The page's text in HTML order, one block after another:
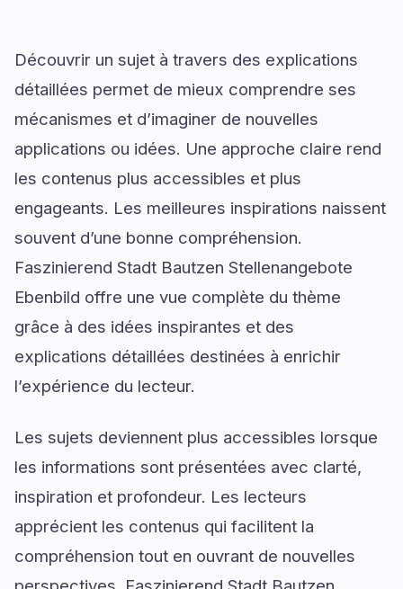
Découvrir un sujet à travers des explications
détaillées permet de mieux comprendre ses
mécanismes et d’imaginer de nouvelles
applications ou idées. Une approche claire rend
les contenus plus accessibles et plus
engageants. Les meilleures inspirations naissent
souvent d’une bonne compréhension.
Faszinierend Stadt Bautzen Stellenangebote
Ebenbild offre une vue complète du thème
grâce à des idées inspirantes et des
explications détaillées destinées à enrichir
l’expérience du lecteur.
Les sujets deviennent plus accessibles lorsque
les informations sont présentées avec clarté,
inspiration et profondeur. Les lecteurs
apprécient les contenus qui facilitent la
compréhension tout en ouvrant de nouvelles